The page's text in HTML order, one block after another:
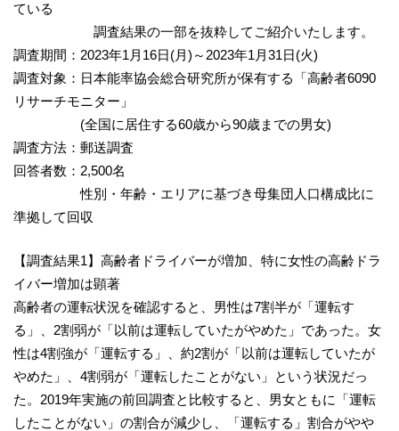
ている
調査結果の一部を抜粋してご紹介いたします。
調査期間：2023年1月16日(月)～2023年1月31日(火)
調査対象：日本能率協会総合研究所が保有する「高齢者6090
リサーチモニター」
(全国に居住する60歳から90歳までの男女)
調査方法：郵送調査
回答者数：2,500名
性別・年齢・エリアに基づき母集団人口構成比に
準拠して回収
【調査結果1】高齢者ドライバーが増加、特に女性の高齢ドラ
イバー増加は顕著
高齢者の運転状況を確認すると、男性は7割半が「運転す
る」、2割弱が「以前は運転していたがやめた」であった。女
性は4割強が「運転する」、約2割が「以前は運転していたが
やめた」、4割弱が「運転したことがない」という状況だっ
た。2019年実施の前回調査と比較すると、男女ともに「運転
したことがない」の割合が減少し、「運転する」割合がやや